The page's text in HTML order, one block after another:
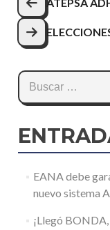
de
entradas
ATEPSA
Buscar:
EANA debe
nuevo sistema
¡Llegó